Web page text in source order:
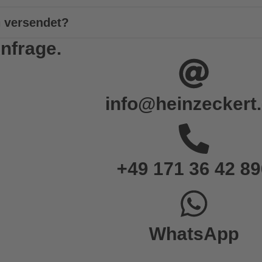
versendet?
+49 171 36 42
WhatsApp